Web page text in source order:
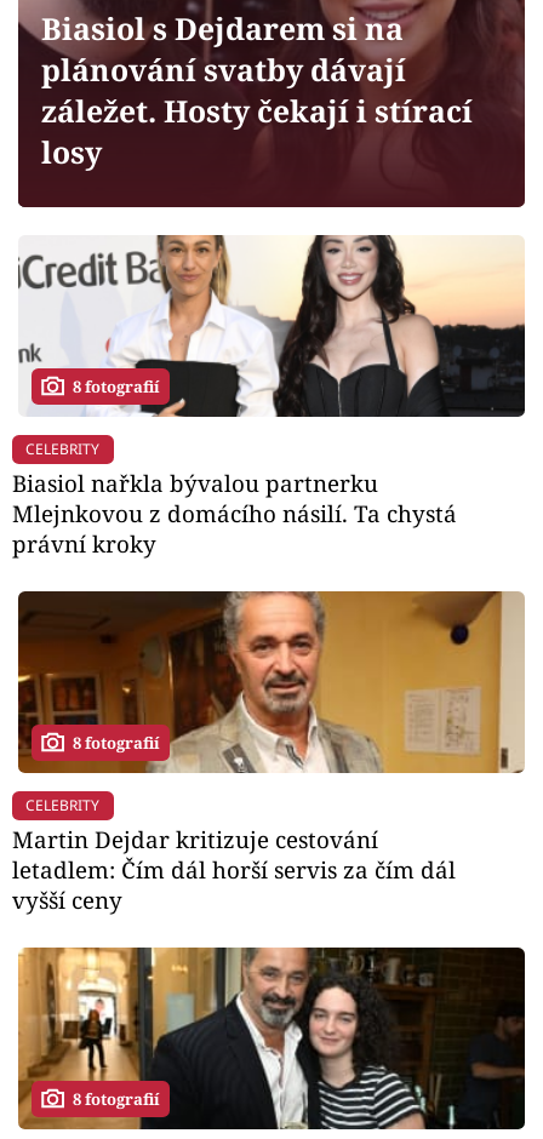
Sledujte prima+
Filmový festival Karlovy Vary
Mámy sobě
Přihlášení
Sledujte nás
Biasiol s Dejdarem si na
plánování svatby dávají
záležet. Hosty čekají i stírací
losy
8 fotografií
CELEBRITY
Biasiol nařkla bývalou partnerku
Mlejnkovou z domácího násilí. Ta chystá
právní kroky
8 fotografií
CELEBRITY
Martin Dejdar kritizuje cestování
letadlem: Čím dál horší servis za čím dál
vyšší ceny
8 fotografií